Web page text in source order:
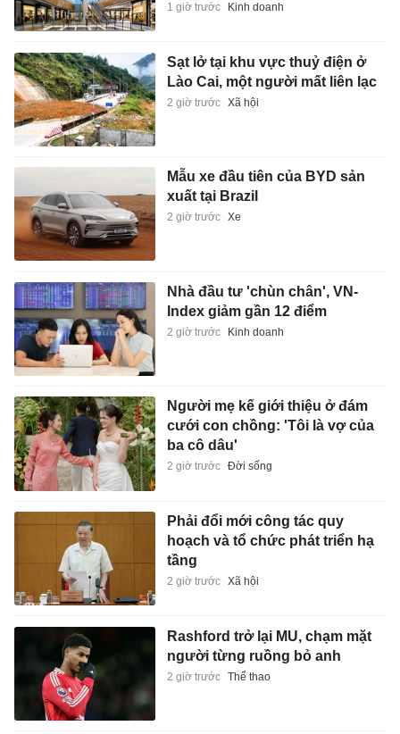
1 giờ trước Kinh doanh
Sạt lở tại khu vực thuỷ điện ở
Lào Cai, một người mất liên lạc
2 giờ trước Xã hội
Mẫu xe đầu tiên của BYD sản
xuất tại Brazil
2 giờ trước Xe
Nhà đầu tư 'chùn chân', VN-
Index giảm gần 12 điểm
2 giờ trước Kinh doanh
Người mẹ kế giới thiệu ở đám
cưới con chồng: 'Tôi là vợ của
ba cô dâu'
2 giờ trước Đời sống
Phải đổi mới công tác quy
hoạch và tổ chức phát triển hạ
tầng
2 giờ trước Xã hội
Rashford trở lại MU, chạm mặt
người từng ruồng bỏ anh
2 giờ trước Thể thao